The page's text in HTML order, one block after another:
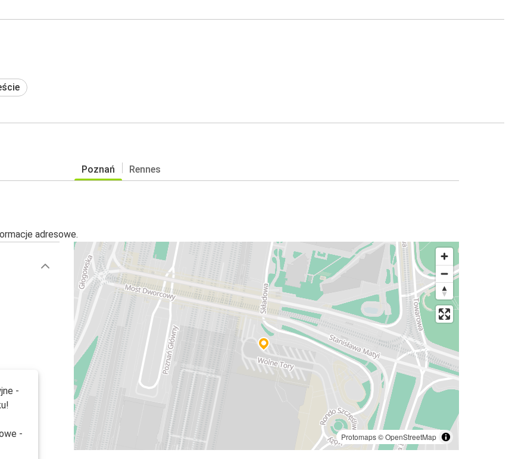
Poznań Rennes
adresowe.
Protomaps©OpenStreetMap
-
-